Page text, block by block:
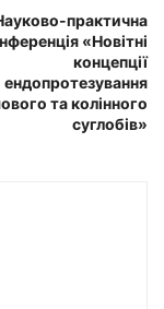
практична
«Новітні
концепції
ендопротезування
та колінного
суглобів»